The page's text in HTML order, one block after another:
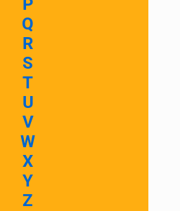
P
Q
R
S
T
U
V
W
X
Y
Z